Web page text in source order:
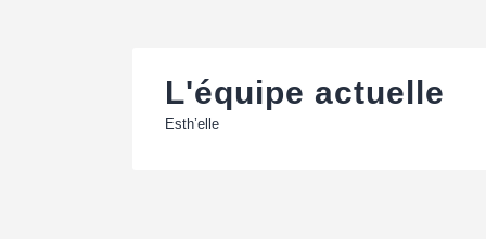
L'équipe actuelle
Esth’elle